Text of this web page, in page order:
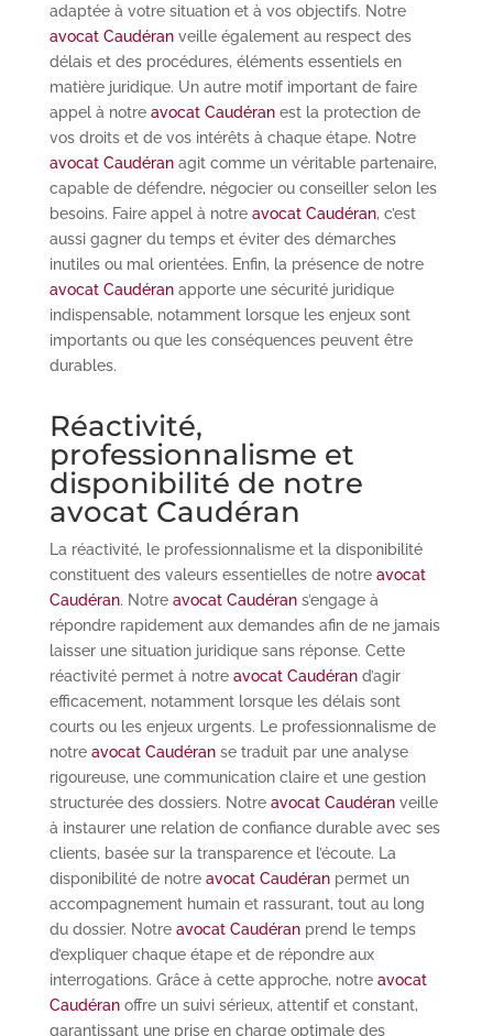
adaptée à votre situation et à vos objectifs. Notre
avocat Caudéranveille également au respect des
délais et des procédures, éléments essentiels en
matière juridique. Un autre motif important de faire
appel à notre avocat Caudéranest la protection de
vos droits et de vos intérêts à chaque étape. Notre
avocat Caudéranagit comme un véritable partenaire,
capable de défendre, négocier ou conseiller selon les
besoins. Faire appel à notre avocat Caudéran, c’est
aussi gagner du temps et éviter des démarches
inutiles ou mal orientées. Enfin, la présence de notre
avocat Caudéranapporte une sécurité juridique
indispensable, notamment lorsque les enjeux sont
importants ou que les conséquences peuvent être
durables.
Réactivité,
professionnalisme et
disponibilité de notre
avocat Caudéran
La réactivité, le professionnalisme et la disponibilité
constituent des valeurs essentielles de notre avocat
Caudéran. Notre avocat Caudérans’engage à
répondre rapidement aux demandes afin de ne jamais
laisser une situation juridique sans réponse. Cette
réactivité permet à notre avocat Caudérand’agir
efficacement, notamment lorsque les délais sont
courts ou les enjeux urgents. Le professionnalisme de
notre avocat Caudéranse traduit par une analyse
rigoureuse, une communication claire et une gestion
structurée des dossiers. Notre avocat Caudéranveille
à instaurer une relation de confiance durable avec ses
clients, basée sur la transparence et l’écoute. La
disponibilité de notre avocat Caudéranpermet un
accompagnement humain et rassurant, tout au long
du dossier. Notre avocat Caudéranprend le temps
d’expliquer chaque étape et de répondre aux
interrogations. Grâce à cette approche, notre avocat
Caudéranoffre un suivi sérieux, attentif et constant,
garantissant une prise en charge optimale des